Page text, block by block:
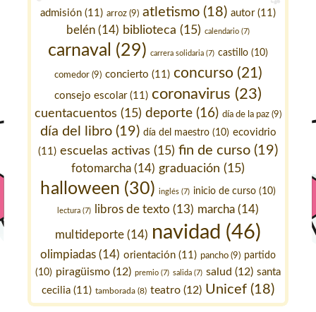
admisión (11) arroz (9) atletismo (18) autor(11)
belén (14) biblioteca (15) calendario (7)
carnaval (29) carrera solidaria (7) castillo (10)
comedor(9) concierto (11) concurso (21)
consejo escolar(11) coronavirus (23)
cuentacuentos (15) deporte (16) día de la paz (9)
día del libro(19) día del maestro(10) ecovidrio
(11) escuelas activas (15) fin de curso (19)
fotomarcha (14) graduación (15)
halloween (30) inglés(7) inicio de curso(10)
lectura (7) libros de texto (13) marcha (14)
multideporte(14) navidad (46)
olimpiadas (14) orientación (11) pancho (9) partido
(10) piragüismo (12) premio (7) salida (7) salud (12) santa
cecilia (11) tamborada (8) teatro (12) Unicef (18)